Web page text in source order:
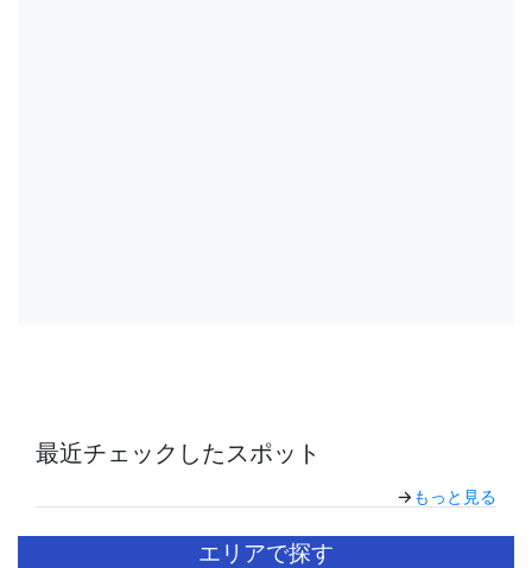
最近チェックしたスポット
→ もっと見る
エリアで探す